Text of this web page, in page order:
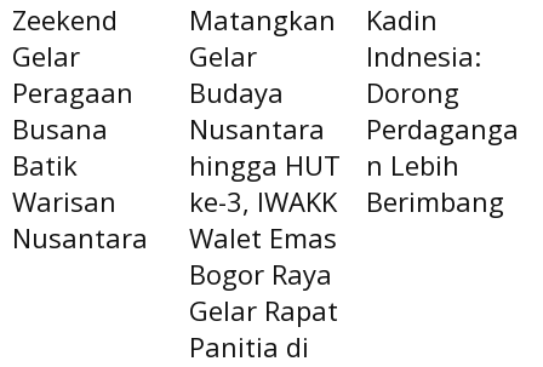
Zeekend
Gelar
Peragaan
Busana
Batik
Warisan
Nusantara
Matangkan
Gelar
Budaya
Nusantara
hingga HUT
ke-3, IWAKK
Walet Emas
Bogor Raya
Gelar Rapat
Panitia di
Kadin
Indnesia:
Dorong
Perdaganga
n Lebih
Berimbang